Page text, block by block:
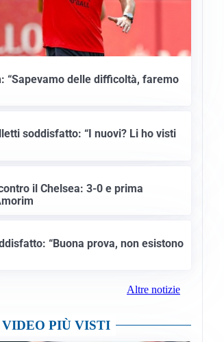
“Sapevamo delle difficoltà, faremo
soddisfatto: “I nuovi? Li ho visti
il Chelsea: 3-0 e prima
“Buona prova, non esistono
Altre notizie
VIDEO PIÙ VISTI